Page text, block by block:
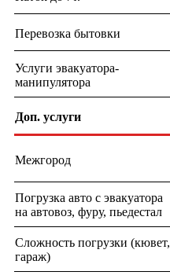
Перевозка бытовки
Услуги эвакуатора-
манипулятора
Доп. услуги
Межгород
Погрузка авто с эвакуатора
на автовоз, фуру, пьедестал
Сложность погрузки (кювет,
гараж)